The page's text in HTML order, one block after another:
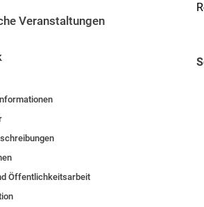
Veranstaltungen
Öffentlichkeitsarbeit